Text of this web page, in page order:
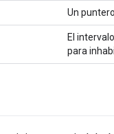
Un
El
para